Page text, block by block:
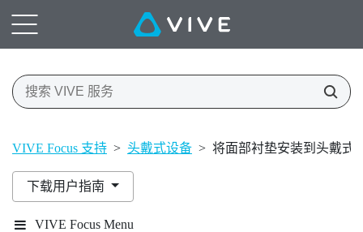
VIVE Focus 支持 > 头戴式设备 > 将面部衬垫安装到头戴式
下载用户指南
VIVE Focus Menu